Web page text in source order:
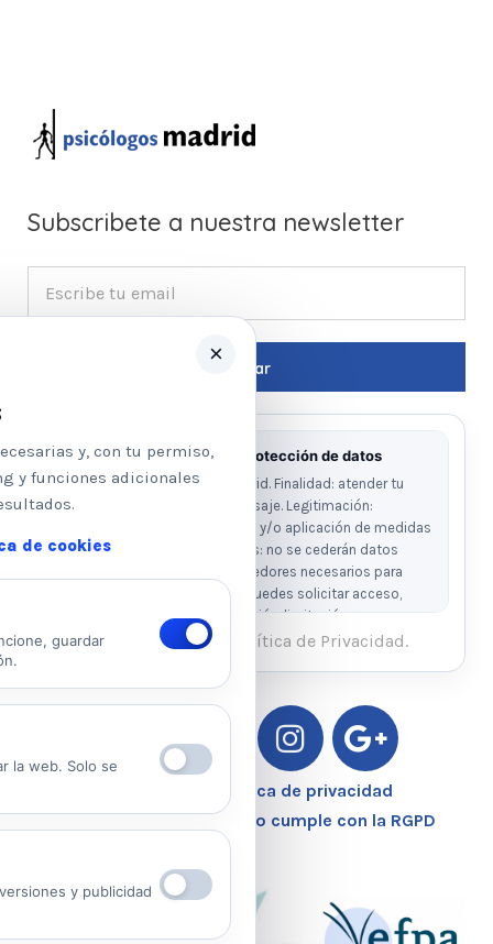
Subscribete a nuestra newsletter
Información básica sobre protección de datos
Responsable: Psicologos Madrid. Finalidad: atender tu
solicitud y responder a tu mensaje. Legitimación:
consentimiento del interesado y/o aplicación de medidas
precontractuales. Destinatarios: no se cederán datos
salvo obligación legal o proveedores necesarios para
prestar el servicio. Derechos: puedes solicitar acceso,
rectificación, supresión, oposición, limitación y
portabilidad escribiendo al email legal indicado.
Ver Política de Cookies
He leído y acepto la Política de Privacidad.
Aviso Legal – Política de privacidad
Nuestro Centro Sanitario cumple con la RGPD
×
y, con tu permiso,
y funciones adicionales
de cookies
guardar
la web. Solo se
y publicidad